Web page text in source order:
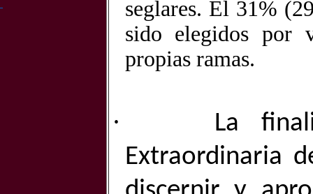
seglares. El 31%
sido elegidos por
propias ramas.
·
La
Extraordinaria